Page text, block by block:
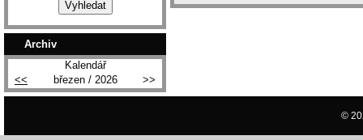
Archiv
Kalendář
<<
březen / 2026 >>
©